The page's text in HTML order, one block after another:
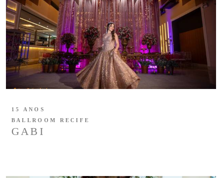
GABI
15 ANOS
BALLROOM RECIFE